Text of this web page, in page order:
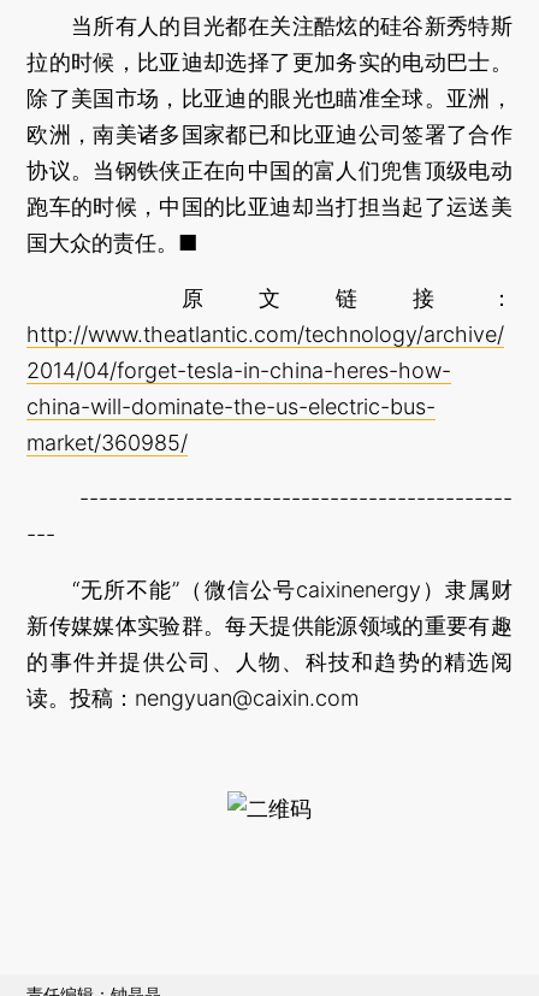
当所有人的目光都在关注酷炫的硅谷新秀特斯
拉的时候，比亚迪却选择了更加务实的电动巴士。
除了美国市场，比亚迪的眼光也瞄准全球。亚洲，
欧洲，南美诸多国家都已和比亚迪公司签署了合作
协议。当钢铁侠正在向中国的富人们兜售顶级电动
跑车的时候，中国的比亚迪却当打担当起了运送美
国大众的责任。■
原文链接：
http://www.theatlantic.com/technology/archive/
2014/04/forget-tesla-in-china-heres-how-
china-will-dominate-the-us-electric-bus-
market/360985/
---------------------------------------------
---
“无所不能”（微信公号caixinenergy）隶属财
新传媒媒体实验群。每天提供能源领域的重要有趣
的事件并提供公司、人物、科技和趋势的精选阅
读。投稿：nengyuan@caixin.com